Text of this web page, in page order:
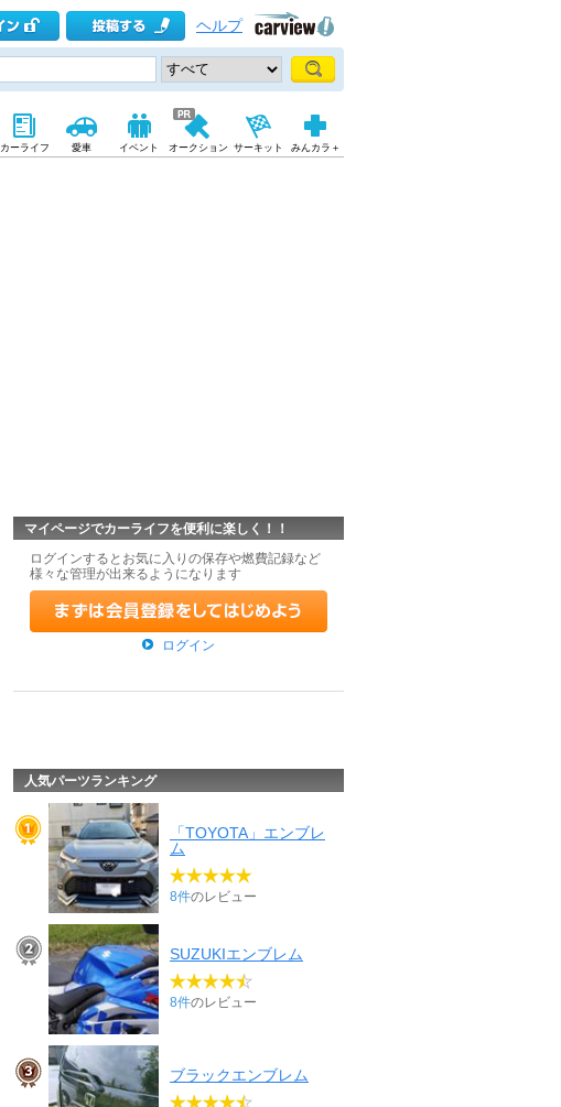
ヘルプ
カーライフ 愛車 イベント オークション サーキット みんカラ＋
マイページでカーライフを便利に楽しく！！
ログインするとお気に入りの保存や燃費記録など
様々な管理が出来るようになります
ログイン
人気パーツランキング
「TOYOTA」エンブレ
ム
8件のレビュー
SUZUKIエンブレム
8件のレビュー
ブラックエンブレム